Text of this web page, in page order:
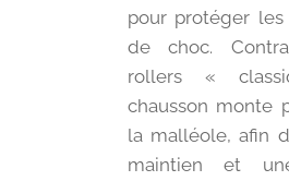
pour protéger
de choc.
rollers «
chausson monte
la malléole, afin
maintien et